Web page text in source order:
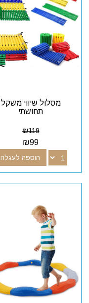
מסלול שיווי משקל
תחושתי
₪119
₪99
הוספה לעגלה